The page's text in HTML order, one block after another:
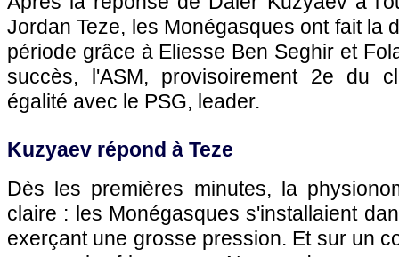
Jordan Teze, les Monégasques ont fait la
période grâce à Eliesse Ben Seghir et
succès, l'ASM, provisoirement 2e du
égalité avec le PSG, leader.
Kuzyaev répond à Teze
Dès les premières minutes, la
claire : les Monégasques s'installaient
exerçant une grosse pression. Et sur un